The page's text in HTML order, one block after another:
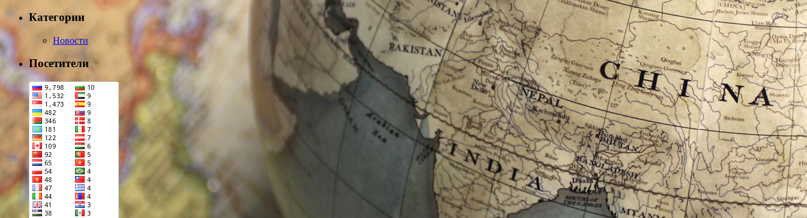
Категории
Новости
Посетители